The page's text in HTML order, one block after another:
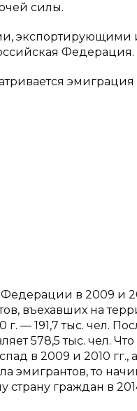
силы.
экспортирующими
Федерация.
эмиграция
в 2009 и
въехавших на
— 191,7 тыс. чел.
578,5 тыс. чел. Что
в 2009 и 2010 гг.,
эмигрантов, то
страну граждан в